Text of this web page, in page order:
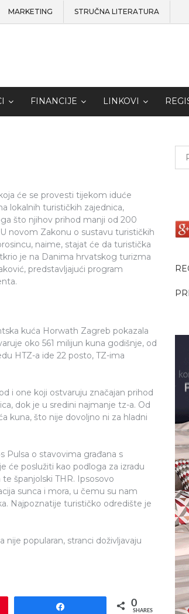
MARKETING STRUČNA LITERATURA
FINANCIJE LINKOVI
će se provesti tijekom iduće
lokalnih turističkih zajednica,
što njihov prihod manji od 200
novom Zakonu o sustavu turističkih
naime, stajat će da turistička
je na Danima hrvatskog turizma
predstavljajući program
kuća Horwath Zagreb pokazala
oko 561 milijun kuna godišnje, od
HTZ-a ide 22 posto, TZ-ima
i one koji ostvaruju značajan prihod
dok je u sredini najmanje tz-a. Od
kuna, što nije dovoljno ni za hladni
Pulsa o stavovima građana s
će poslužiti kao podloga za izradu
španjolski THR. Ipsosovo
sunca i mora, u čemu su nam
Najpoznatije turističko odredište je
popularan, stranci doživljavaju
0
SHARES